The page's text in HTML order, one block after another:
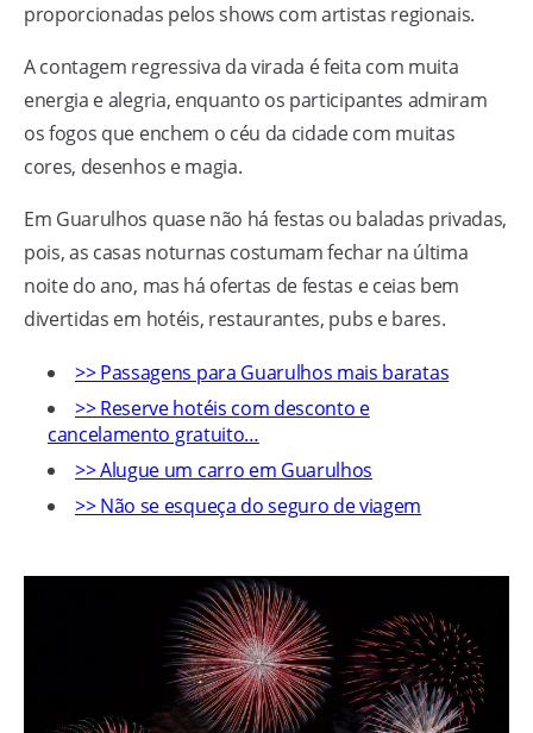
proporcionadas pelos shows com artistas regionais.
A contagem regressiva da virada é feita com muita
energia e alegria, enquanto os participantes admiram
os fogos que enchem o céu da cidade com muitas
cores, desenhos e magia.
Em Guarulhos quase não há festas ou baladas privadas,
pois, as casas noturnas costumam fechar na última
noite do ano, mas há ofertas de festas e ceias bem
divertidas em hotéis, restaurantes, pubs e bares.
>> Passagens para Guarulhos mais baratas
>> Reserve hotéis com desconto e
cancelamento gratuito…
>> Alugue um carro em Guarulhos
>> Não se esqueça do seguro de viagem